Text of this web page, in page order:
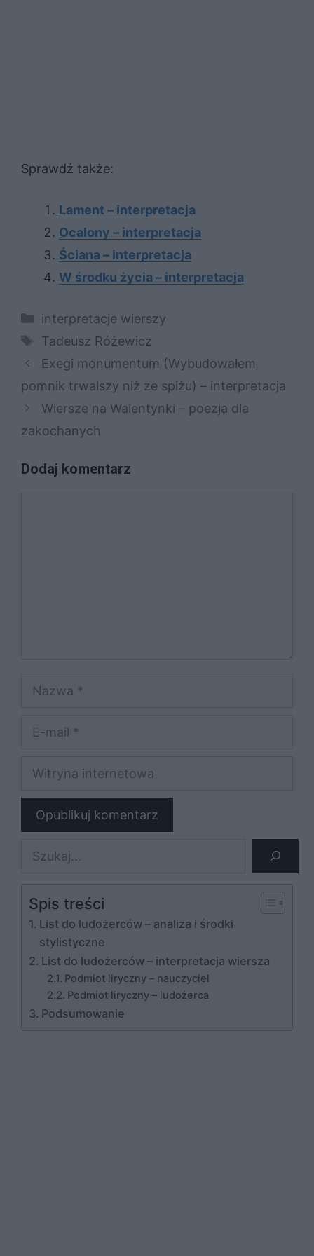
Sprawdź także:
Lament – interpretacja
Ocalony – interpretacja
Ściana – interpretacja
W środku życia – interpretacja
Kategorie
interpretacje wierszy
Tagi
Tadeusz Różewicz
Exegi monumentum (Wybudowałem
pomnik trwalszy niż ze spiżu) – interpretacja
Wiersze na Walentynki – poezja dla
zakochanych
Dodaj komentarz
Nazwa
Witryna
Szukaj
Spis treści
List do ludożerców – analiza i środki
stylistyczne
List do ludożerców – interpretacja wiersza
Podmiot liryczny – nauczyciel
Podmiot liryczny – ludożerca
Podsumowanie